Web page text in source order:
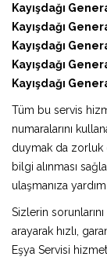
Kayışdağı
Kayışdağı
Kayışdağı
Kayışdağı
Kayışdağı
Tüm bu servis
numaralarını
duymak da zorluk
bilgi alınması
ulaşmanıza
Sizlerin
arayarak hızlı,
Eşya Servisi